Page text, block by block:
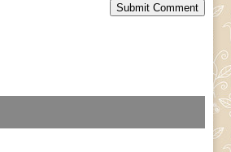
Submit Comment